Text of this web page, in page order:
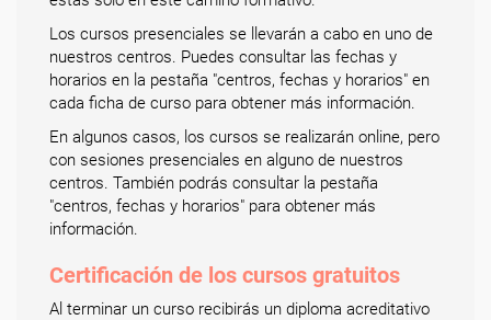
Los cursos presenciales se llevarán a cabo en uno de
nuestros centros. Puedes consultar las fechas y
horarios en la pestaña "centros, fechas y horarios" en
cada ficha de curso para obtener más información.
En algunos casos, los cursos se realizarán online, pero
con sesiones presenciales en alguno de nuestros
centros. También podrás consultar la pestaña
"centros, fechas y horarios" para obtener más
información.
Certificación de los cursos gratuitos
Al terminar un curso recibirás un diploma acreditativo